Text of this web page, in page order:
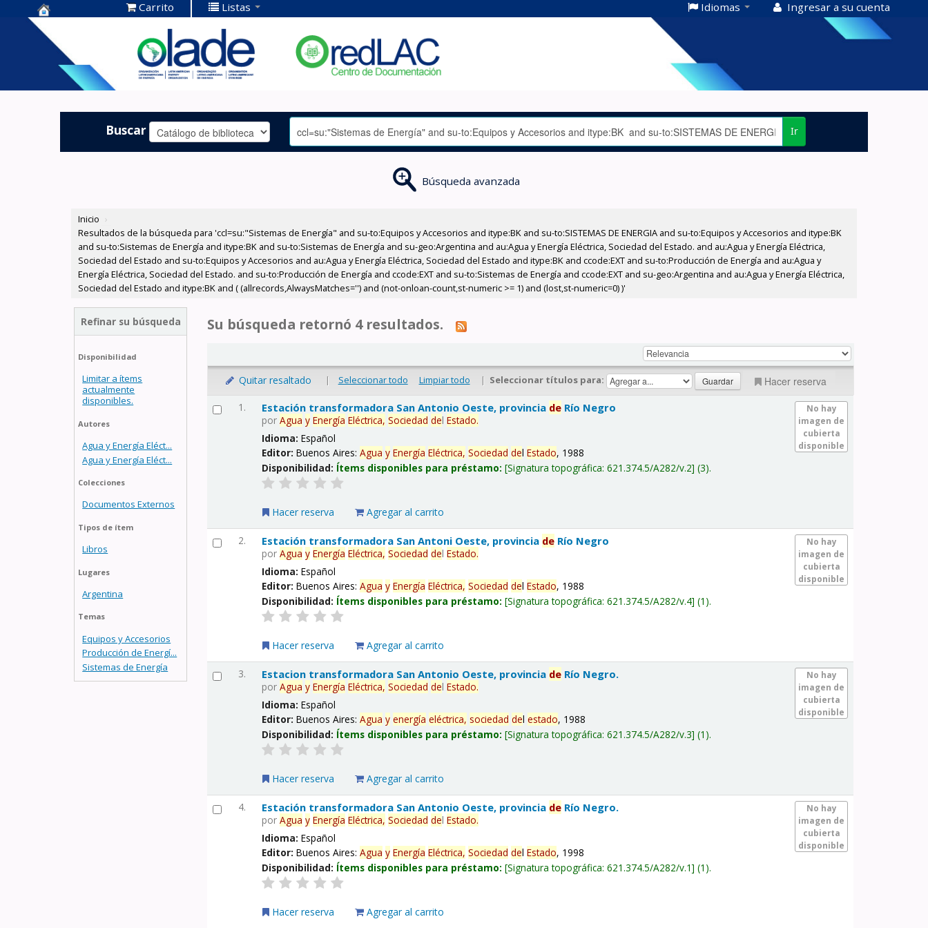
Centro de
Documentación
OLADE -
Carrito Listas Idiomas Ingresar a su cuenta
Buscar Ir
Búsqueda avanzada
Inicio ›
Resultados de la búsqueda para 'ccl=su:"Sistemas de Energía" and su-to:Equipos y Accesorios and itype:BK and su-to:SISTEMAS DE ENERGIA and su-to:Equipos y Accesorios and itype:BK
and su-to:Sistemas de Energía and itype:BK and su-to:Sistemas de Energía and su-geo:Argentina and au:Agua y Energía Eléctrica, Sociedad del Estado. and au:Agua y Energía Eléctrica,
Sociedad del Estado and su-to:Equipos y Accesorios and au:Agua y Energía Eléctrica, Sociedad del Estado and itype:BK and ccode:EXT and su-to:Producción de Energía and au:Agua y
Energía Eléctrica, Sociedad del Estado. and su-to:Producción de Energía and ccode:EXT and su-to:Sistemas de Energía and ccode:EXT and su-geo:Argentina and au:Agua y Energía Eléctrica,
Sociedad del Estado and itype:BK and ( (allrecords,AlwaysMatches='') and (not-onloan-count,st-numeric >= 1) and (lost,st-numeric=0) )'
Refinar su búsqueda
Disponibilidad
Limitar a ítems
actualmente
disponibles.
Autores
Agua y Energía Eléct...
Agua y Energía Eléct...
Colecciones
Documentos Externos
Tipos de ítem
Libros
Lugares
Argentina
Temas
Equipos y Accesorios
Producción de Energí...
Sistemas de Energía
Su búsqueda retornó 4 resultados.
Quitar resaltado | Seleccionar todo Limpiar todo | Seleccionar títulos para: Hacer reserva
1.
No hay
imagen de
cubierta
disponible
Estación transformadora San Antonio Oeste, provincia de Río Negro
porAgua y Energía Eléctrica, Sociedad delEstado.
Idioma:Español
Editor:Buenos Aires:Agua y Energía Eléctrica, Sociedad delEstado, 1988
Disponibilidad: Ítems disponibles para préstamo: Signatura topográfica:621.374.5/A282/v.2 (3).
Hacer reserva Agregar al carrito
2.
No hay
imagen de
cubierta
disponible
Estación transformadora San Antoni Oeste, provincia de Río Negro
porAgua y Energía Eléctrica, Sociedad delEstado.
Idioma:Español
Editor:Buenos Aires:Agua y Energía Eléctrica, Sociedad delEstado, 1988
Disponibilidad: Ítems disponibles para préstamo: Signatura topográfica:621.374.5/A282/v.4 (1).
Hacer reserva Agregar al carrito
3.
No hay
imagen de
cubierta
disponible
Estacion transformadora San Antonio Oeste, provincia de Río Negro.
porAgua y Energía Eléctrica, Sociedad delEstado.
Idioma:Español
Editor:Buenos Aires:Agua y energía eléctrica, sociedad delestado, 1988
Disponibilidad: Ítems disponibles para préstamo: Signatura topográfica:621.374.5/A282/v.3 (1).
Hacer reserva Agregar al carrito
4.
No hay
imagen de
cubierta
disponible
Estación transformadora San Antonio Oeste, provincia de Río Negro.
porAgua y Energía Eléctrica, Sociedad delEstado.
Idioma:Español
Editor:Buenos Aires:Agua y Energía Eléctrica, Sociedad delEstado, 1998
Disponibilidad: Ítems disponibles para préstamo: Signatura topográfica:621.374.5/A282/v.1 (1).
Hacer reserva Agregar al carrito